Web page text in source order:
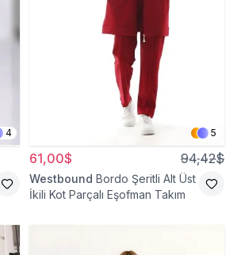
4 5
61,00$ 94,42$
Westbound Bordo Şeritli Alt Üst
İkili Kot Parçalı Eşofman Takım